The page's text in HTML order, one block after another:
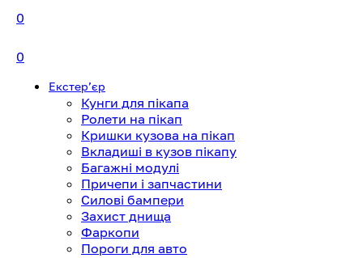
0
0
Екстерʼєр
Кунги для пікапа
Ролети на пікап
Кришки кузова на пікап
Вкладиші в кузов пікапу
Багажні модулі
Причепи і запчастини
Силові бампери
Захист днища
Фаркопи
Пороги для авто